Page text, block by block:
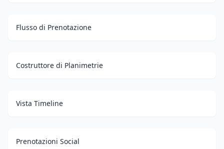
Flusso di Prenotazione
Costruttore di Planimetrie
Vista Timeline
Prenotazioni Social